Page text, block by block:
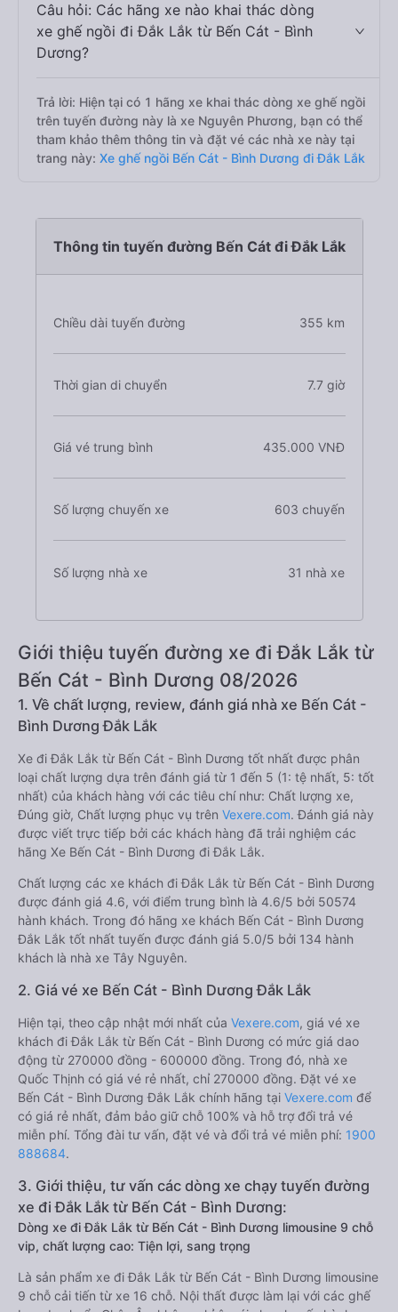
Câu hỏi: Các hãng xe nào khai thác dòng
xe ghế ngồi đi Đắk Lắk từ Bến Cát - Bình
Dương?
Trả lời: Hiện tại có 1 hãng xe khai thác dòng xe ghế ngồi
trên tuyến đường này là xe Nguyên Phương, bạn có thể
tham khảo thêm thông tin và đặt vé các nhà xe này tại
trang này: Xe ghế ngồi Bến Cát - Bình Dương đi Đắk Lắk
Thông tin tuyến đường Bến Cát đi Đắk Lắk
Chiều dài tuyến đường 355 km
Thời gian di chuyển 7.7 giờ
Giá vé trung bình 435.000 VNĐ
Số lượng chuyến xe 603 chuyến
Số lượng nhà xe 31 nhà xe
Giới thiệu tuyến đường xe đi Đắk Lắk từ
Bến Cát - Bình Dương 08/2026
1. Về chất lượng, review, đánh giá nhà xe Bến Cát -
Bình Dương Đắk Lắk
Xe đi Đắk Lắk từ Bến Cát - Bình Dương tốt nhất được phân
loại chất lượng dựa trên đánh giá từ 1 đến 5 (1: tệ nhất, 5: tốt
nhất) của khách hàng với các tiêu chí như: Chất lượng xe,
Đúng giờ, Chất lượng phục vụ trên Vexere.com. Đánh giá này
được viết trực tiếp bởi các khách hàng đã trải nghiệm các
hãng Xe Bến Cát - Bình Dương đi Đắk Lắk.
Chất lượng các xe khách đi Đắk Lắk từ Bến Cát - Bình Dương
được đánh giá 4.6, với điểm trung bình là 4.6/5 bởi 50574
hành khách. Trong đó hãng xe khách Bến Cát - Bình Dương
Đắk Lắk tốt nhất tuyến được đánh giá 5.0/5 bởi 134 hành
khách là nhà xe Tây Nguyên.
2. Giá vé xe Bến Cát - Bình Dương Đắk Lắk
Hiện tại, theo cập nhật mới nhất của Vexere.com, giá vé xe
khách đi Đắk Lắk từ Bến Cát - Bình Dương có mức giá dao
động từ 270000 đồng - 600000 đồng. Trong đó, nhà xe
Quốc Thịnh có giá vé rẻ nhất, chỉ 270000 đồng. Đặt vé xe
Bến Cát - Bình Dương Đắk Lắk chính hãng tại Vexere.com để
có giá rẻ nhất, đảm bảo giữ chỗ 100% và hỗ trợ đổi trả vé
miễn phí. Tổng đài tư vấn, đặt vé và đổi trả vé miễn phí: 1900
888684.
3. Giới thiệu, tư vấn các dòng xe chạy tuyến đường
xe đi Đắk Lắk từ Bến Cát - Bình Dương:
Dòng xe đi Đắk Lắk từ Bến Cát - Bình Dương limousine 9 chỗ
vip, chất lượng cao: Tiện lợi, sang trọng
Là sản phẩm xe đi Đắk Lắk từ Bến Cát - Bình Dương limousine
9 chỗ cải tiến từ xe 16 chỗ. Nội thất được làm lại với các ghế